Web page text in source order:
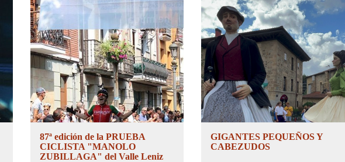
87ª edición de la PRUEBA
CICLISTA "MANOLO
ZUBILLAGA" del Valle Leniz
GIGANTES PEQUEÑOS Y
CABEZUDOS